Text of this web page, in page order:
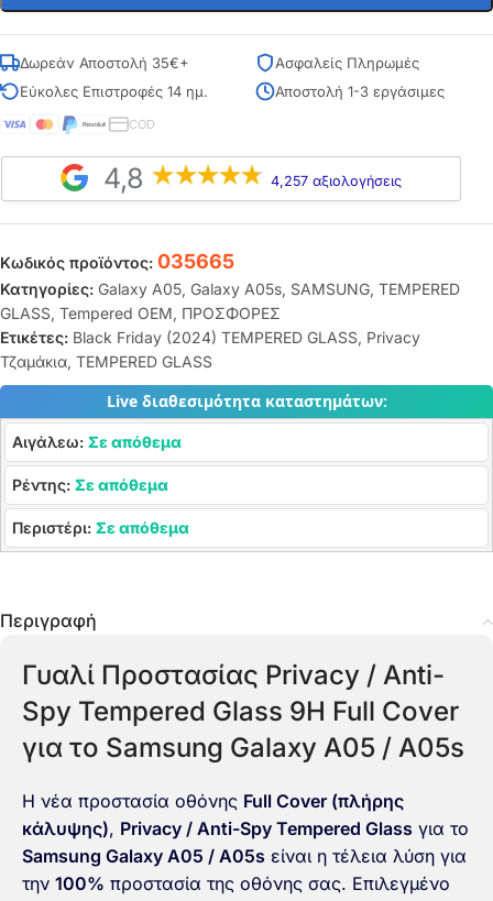
Δωρεάν Αποστολή 35€+
Ασφαλείς Πληρωμές
Εύκολες Επιστροφές 14 ημ.
Αποστολή 1-3 εργάσιμες
COD
4,8 4,257 αξιολογήσεις
Κωδικός προϊόντος: 035665
Κατηγορίες: Galaxy A05, Galaxy A05s, SAMSUNG, TEMPERED
GLASS, Tempered OEM, ΠΡΟΣΦΟΡΕΣ
Ετικέτες: Black Friday (2024) TEMPERED GLASS, Privacy
Τζαμάκια, TEMPERED GLASS
Live διαθεσιμότητα καταστημάτων:
Αιγάλεω: Σε απόθεμα
Ρέντης: Σε απόθεμα
Περιστέρι: Σε απόθεμα
Περιγραφή
Γυαλί Προστασίας Privacy / Anti-
Spy Tempered Glass 9H Full Cover
για το Samsung Galaxy A05 / A05s
Η νέα προστασία οθόνης Full Cover (πλήρης
κάλυψης), Privacy / Anti-Spy Tempered Glass για το
Samsung Galaxy A05 / A05s είναι η τέλεια λύση για
την 100% προστασία της οθόνης σας. Επιλεγμένο